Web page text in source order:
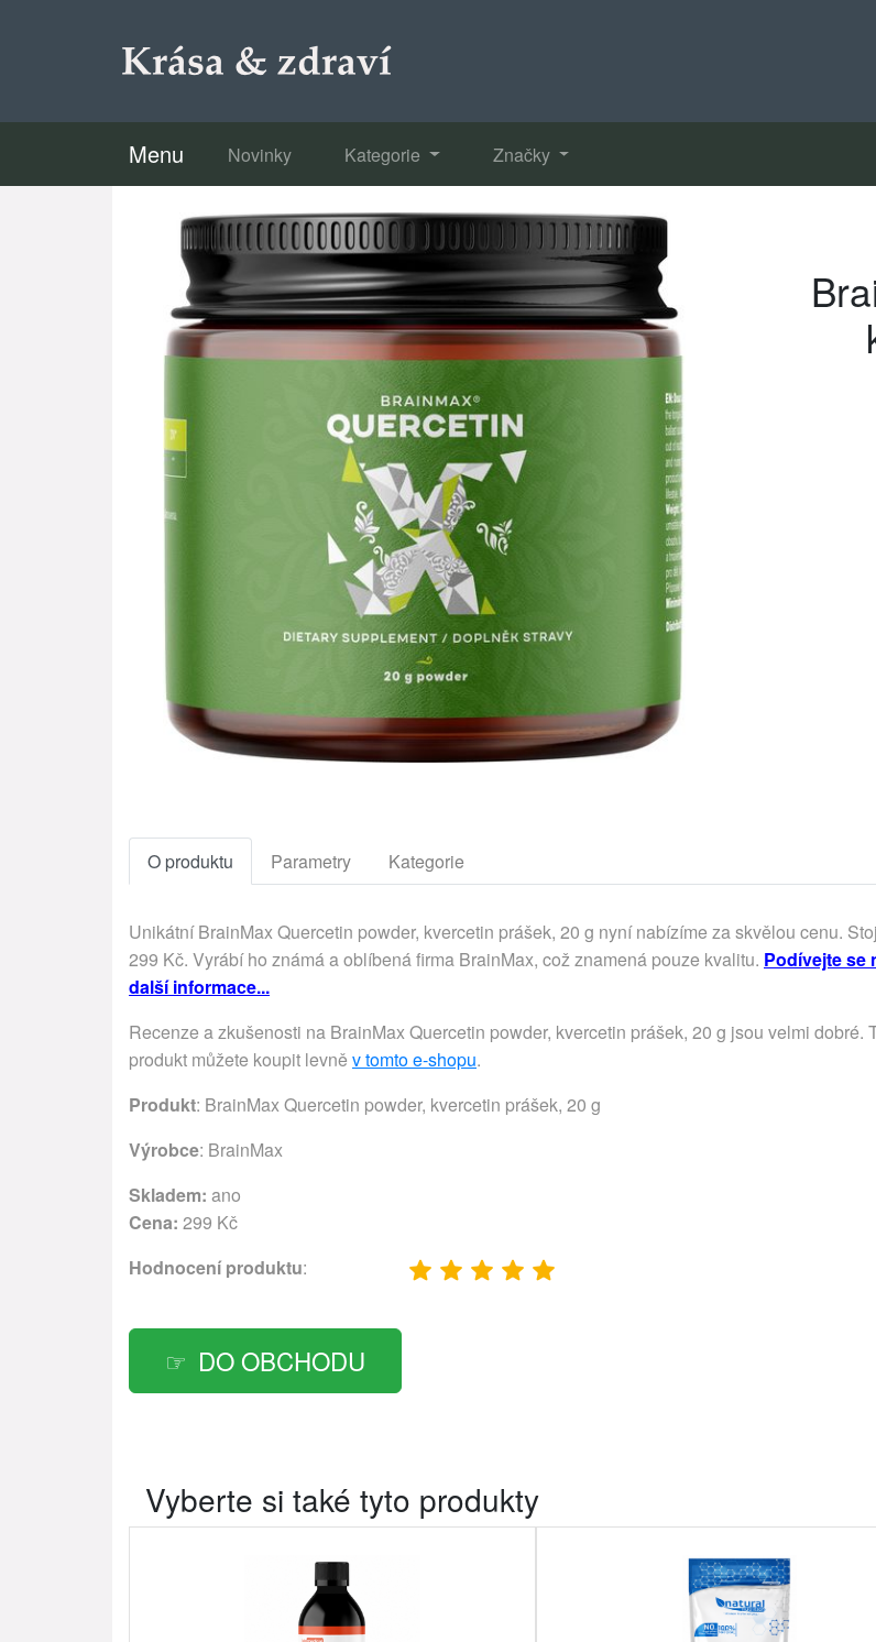
Menu Novinky Kategorie Značky
O produktu Parametry Kategorie
Unikátní BrainMax Quercetin powder, kvercetin prášek, 20 g nyní nabízíme za skvělou cenu.
299 Kč. Vyrábí ho známá a oblíbená firma BrainMax, což znamená pouze kvalitu. Podívejte se
další informace...
Recenze a zkušenosti na BrainMax Quercetin powder, kvercetin prášek, 20 g jsou velmi dobré.
produkt můžete koupit levně v tomto e-shopu.
Produkt: BrainMax Quercetin powder, kvercetin prášek, 20 g
Výrobce: BrainMax
Skladem: ano
Cena: 299 Kč
Hodnocení produktu:
DO OBCHODU
Vyberte si také tyto produkty